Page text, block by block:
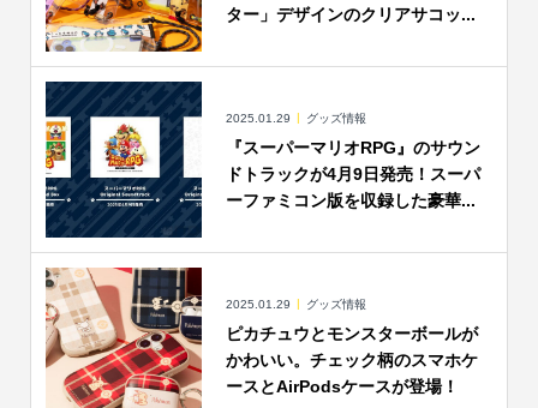
ター」デザインのクリアサコッ...
2025.01.29 グッズ情報
『スーパーマリオRPG』のサウン
ドトラックが4月9日発売！スーパ
ーファミコン版を収録した豪華...
2025.01.29 グッズ情報
ピカチュウとモンスターボールが
かわいい。チェック柄のスマホケ
ースとAirPodsケースが登場！